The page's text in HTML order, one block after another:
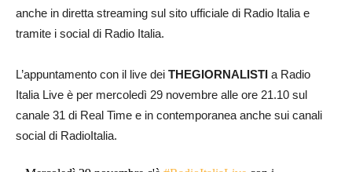
anche in diretta streaming sul sito ufficiale di Radio Italia e
tramite i social di Radio Italia.
L’appuntamento con il live dei THEGIORNALISTI a Radio
Italia Live è per mercoledì 29 novembre alle ore 21.10 sul
canale 31 di Real Time e in contemporanea anche sui canali
social di RadioItalia.